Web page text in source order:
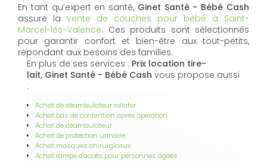
En tant qu’expert en santé, Ginet Santé - Bébé Cash
assure la vente de couches pour bébé à Saint-
Marcel-lès-Valence. Ces produits sont sélectionnés
pour garantir confort et bien-être aux tout-petits,
répondant aux besoins des familles.
En plus de ses services : Prix location tire-
lait, Ginet Santé - Bébé Cash vous propose aussi
:
Achat de déambulateur rollator
Achat bas de contention après opération
Achat de déambulateur
Achat de protection urinaire
Achat masques chirurgicaux
Achat rampe d'accès pour personnes âgées